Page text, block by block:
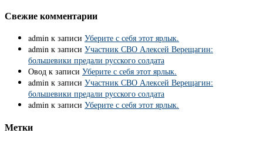
Свежие комментарии
admin к записи Уберите с себя этот ярлык.
admin к записи Участник СВО Алексей Верещагин:
большевики предали русского солдата
Овод к записи Уберите с себя этот ярлык.
admin к записи Участник СВО Алексей Верещагин:
большевики предали русского солдата
admin к записи Уберите с себя этот ярлык.
Метки